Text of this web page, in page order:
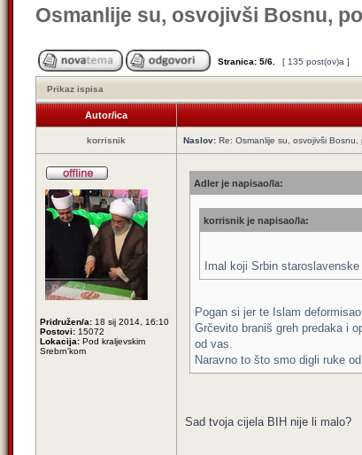
Osmanlije su, osvojivši Bosnu,
Stranica: 5/6 [ 135 post(ov)a ]
Prikaz ispisa
Autor/ica
korrisnik Naslov: Re: Osmanlije su, osvojivši
Pridružen/a: 18 sij 2014, 16:10
Postovi: 15072
Lokacija: Pod kraljevskim
Srebrn'kom
Adler je napisao/la:
korrisnik je napisao/la:
Imal koji Srbin
Pogan si jer te Islam
Grčevito braniš greh predaka i
od vas.
Naravno to što smo digli ruke
Sad tvoja cijela BIH nije li malo?